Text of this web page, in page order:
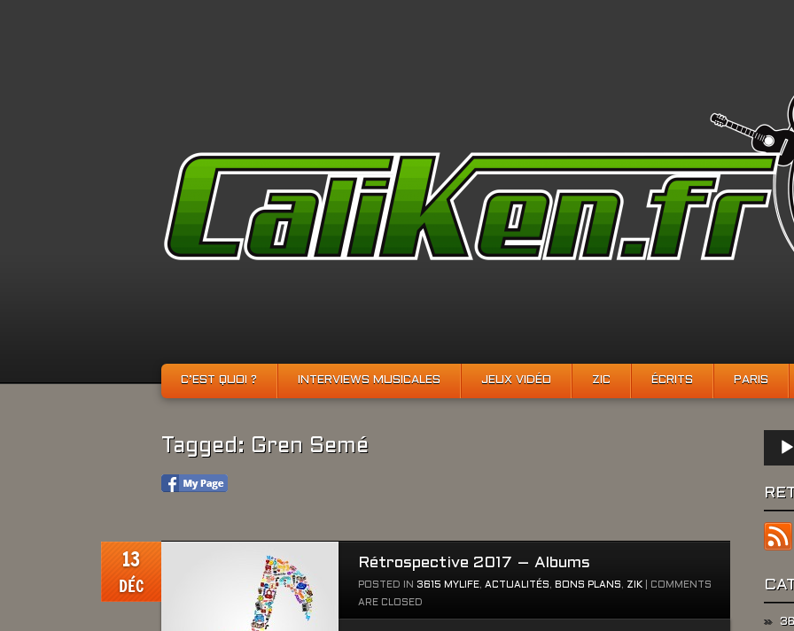
C’EST QUOI ? INTERVIEWS MUSICALES JEUX VIDÉO ZIC ÉCRITS PARIS
Tagged: Gren Semé
13
DÉC
Rétrospective 2017 – Albums
POSTED IN 3615 MYLIFE, ACTUALITÉS , BONS PLANS , ZIK
COMMENTS
ARE CLOSED
audio